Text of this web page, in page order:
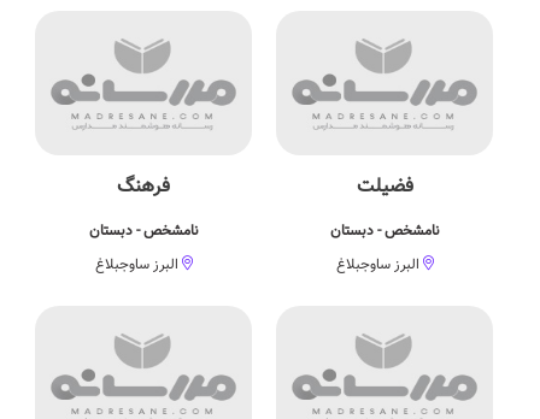
فضیلت
نامشخص - دبستان
البرز ساوجبلاغ
فرهنگ
نامشخص - دبستان
البرز ساوجبلاغ